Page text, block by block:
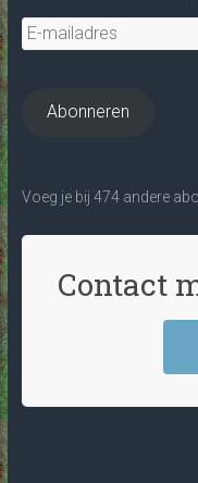
E-
mailadres
Abonneren
Voeg je bij 474 andere
Contact